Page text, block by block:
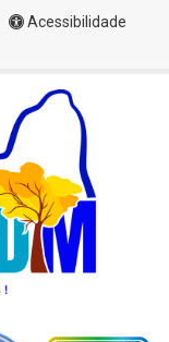
Acessibilidade